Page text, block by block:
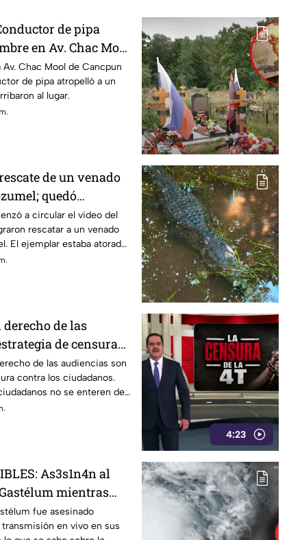
de pipa
en Av. Chac Mool
sabe
Chac Mool de Cancpun
de pipa atropelló a un
al lugar.
de un venado
quedó
ciclónica
a circular el video del
rescatar a un venado
El ejemplar estaba atorado
de las
de censura
en México (VIDEO)
de las audiencias son
contra los ciudadanos.
no se enteren de
todos los gobernadores
4:23
As3s1n4n al
mientras
en vivo; esto
fue asesinado
en vivo en sus